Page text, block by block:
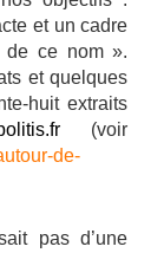
et un cadre
de ce nom ».
et quelques
huit extraits
(voir
de-
pas d’une